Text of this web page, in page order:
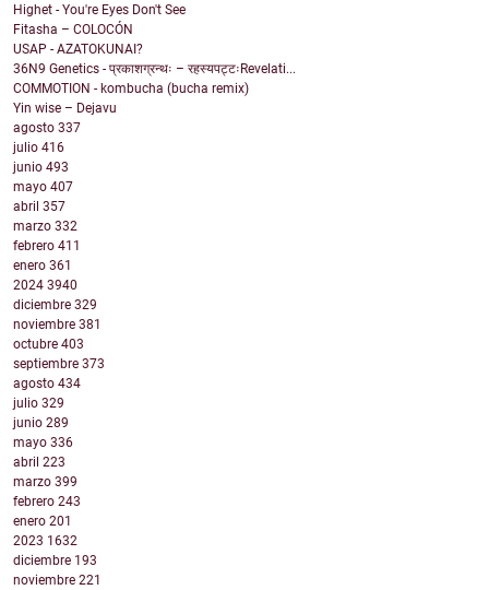
Highet - You're Eyes Don't See
Fitasha – COLOCÓN
USAP - AZATOKUNAI?
36N9 Genetics - प्रकाशग्रन्थः – रहस्यपट्टःRevelati...
COMMOTION - kombucha (bucha remix)
Yin wise – Dejavu
agosto 337
julio 416
junio 493
mayo 407
abril 357
marzo 332
febrero 411
enero 361
2024 3940
diciembre 329
noviembre 381
octubre 403
septiembre 373
agosto 434
julio 329
junio 289
mayo 336
abril 223
marzo 399
febrero 243
enero 201
2023 1632
diciembre 193
noviembre 221